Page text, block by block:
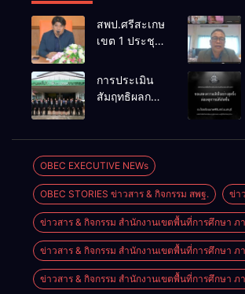
สพป.ศรีสะเกษ
เขต 1 ประชุม
จัดการ
แข่งขันงาน
ศิลปหัตถกรรม
74 ปีการ
ศึกษา 2569
การประเมิน
สัมฤทธิผลการ
ศึกษา
ตำแหน่ง รอง
ผู้อำนวยการ
สถานศึกษา
OBEC EXECUTIVE NEWs
OBEC STORIES ข่าวสาร & กิจกรรม สพฐ. ข่า
ข่าวสาร & กิจกรรม สำนักงานเขตพื้นที่การศึกษา ภ
ข่าวสาร & กิจกรรม สำนักงานเขตพื้นที่การศึกษา ภ
ข่าวสาร & กิจกรรม สำนักงานเขตพื้นที่การศึกษา ภ